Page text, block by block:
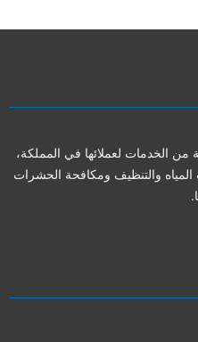
الخدمات لعملائها في المملكة،
والتنظيف ومكافحة الحشرات